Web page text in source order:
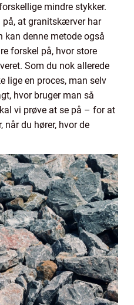
mindre stykker.
på, at granitskærver har
kan denne metode også
forskel på, hvor store
Som du nok allerede
lige en proces, man selv
hvor bruger man så
vi prøve at se på – for at
når du hører, hvor de